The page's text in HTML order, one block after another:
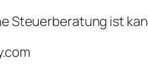
Steuerberatung ist